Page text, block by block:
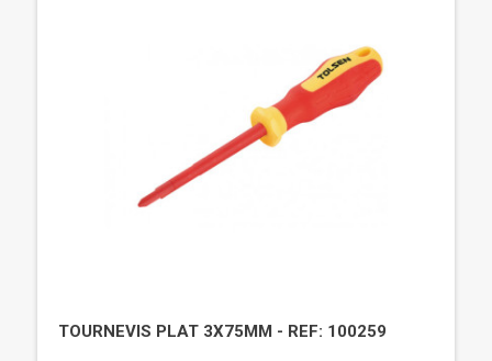
TOURNEVIS PLAT 3X75MM - REF: 100259